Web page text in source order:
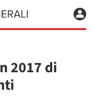
2017 di